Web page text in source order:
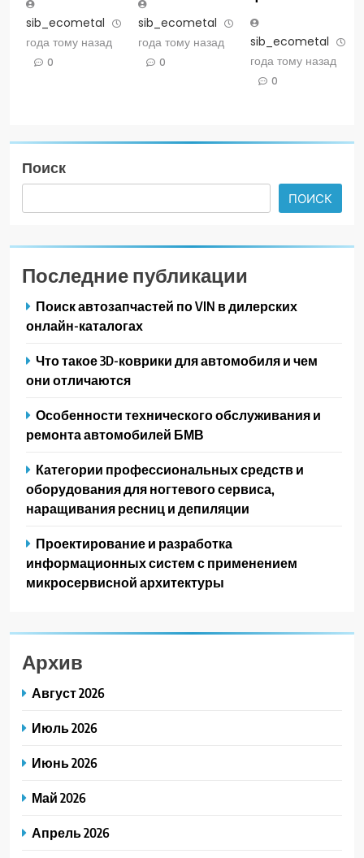
sib_ecometal
года тому назад
0
sib_ecometal
года тому назад
0
sib_ecometal
года тому назад
0
Поиск
ПОИСК
Последние публикации
Поиск автозапчастей по VIN в дилерских
онлайн-каталогах
Что такое 3D-коврики для автомобиля и чем
они отличаются
Особенности технического обслуживания и
ремонта автомобилей БМВ
Категории профессиональных средств и
оборудования для ногтевого сервиса,
наращивания ресниц и депиляции
Проектирование и разработка
информационных систем с применением
микросервисной архитектуры
Архив
Август 2026
Июль 2026
Июнь 2026
Май 2026
Апрель 2026